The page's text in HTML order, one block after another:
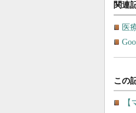
関連
医